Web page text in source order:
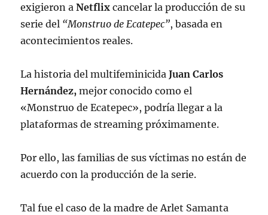
exigieron aNetflixcancelar la producción de su
serie del “Monstruo de Ecatepec”, basada en
acontecimientos reales.
La historia del multifeminicida Juan Carlos
Hernández, mejor conocido como el
«Monstruo de Ecatepec», podría llegar a la
plataformas de streaming próximamente.
Por ello, las familias de sus víctimas no están de
acuerdo con la producción de la serie.
Tal fue el caso de la madre de Arlet Samanta